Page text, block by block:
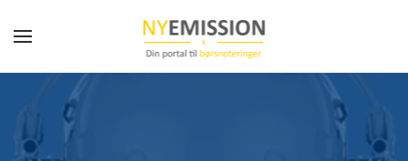
Gå til hovedindhold